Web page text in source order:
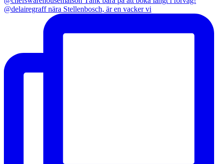
@delairegraff nära Stellenbosch, är en vacker vi